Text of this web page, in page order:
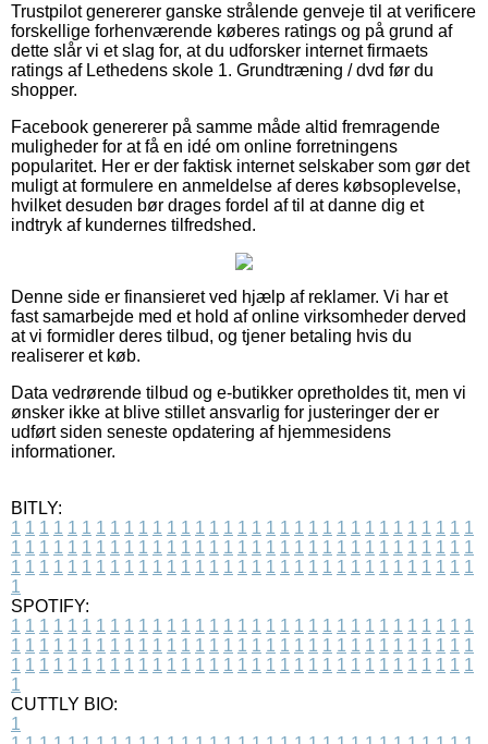
Trustpilot genererer ganske strålende genveje til at verificere
forskellige forhenværende køberes ratings og på grund af
dette slår vi et slag for, at du udforsker internet firmaets
ratings af Lethedens skole 1. Grundtræning / dvd før du
shopper.
Facebook genererer på samme måde altid fremragende
muligheder for at få en idé om online forretningens
popularitet. Her er der faktisk internet selskaber som gør det
muligt at formulere en anmeldelse af deres købsoplevelse,
hvilket desuden bør drages fordel af til at danne dig et
indtryk af kundernes tilfredshed.
Denne side er finansieret ved hjælp af reklamer. Vi har et
fast samarbejde med et hold af online virksomheder derved
at vi formidler deres tilbud, og tjener betaling hvis du
realiserer et køb.
Data vedrørende tilbud og e-butikker opretholdes tit, men vi
ønsker ikke at blive stillet ansvarlig for justeringer der er
udført siden seneste opdatering af hjemmesidens
informationer.
BITLY:
1 1 1 1 1 1 1 1 1 1 1 1 1 1 1 1 1 1 1 1 1 1 1 1 1 1 1 1 1 1 1 1 1
1 1 1 1 1 1 1 1 1 1 1 1 1 1 1 1 1 1 1 1 1 1 1 1 1 1 1 1 1 1 1 1 1
1 1 1 1 1 1 1 1 1 1 1 1 1 1 1 1 1 1 1 1 1 1 1 1 1 1 1 1 1 1 1 1 1
1
SPOTIFY:
1 1 1 1 1 1 1 1 1 1 1 1 1 1 1 1 1 1 1 1 1 1 1 1 1 1 1 1 1 1 1 1 1
1 1 1 1 1 1 1 1 1 1 1 1 1 1 1 1 1 1 1 1 1 1 1 1 1 1 1 1 1 1 1 1 1
1 1 1 1 1 1 1 1 1 1 1 1 1 1 1 1 1 1 1 1 1 1 1 1 1 1 1 1 1 1 1 1 1
1
CUTTLY BIO:
1